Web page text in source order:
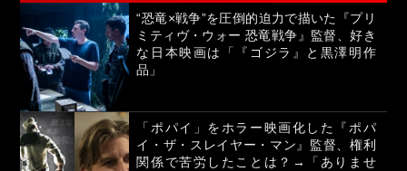
“恐竜×戦争”を圧倒的迫力で描いた『プリ
ミティヴ・ウォー 恐竜戦争』監督、好き
な日本映画は「『ゴジラ』と黒澤明作
品」
「ポパイ」をホラー映画化した『ポパ
イ・ザ・スレイヤー・マン』監督、権利
関係で苦労したことは？→「ありませ